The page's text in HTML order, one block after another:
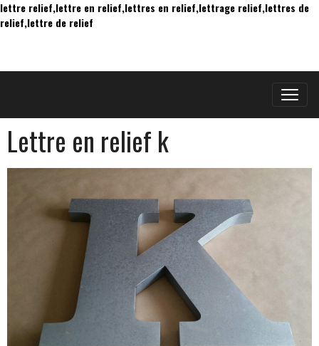
lettre relief,lettre en relief,lettres en relief,lettrage relief,lettres de
relief,lettre de relief
Lettre en relief k